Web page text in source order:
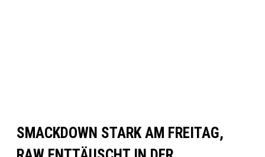
SMACKDOWN STARK AM FREITAG,